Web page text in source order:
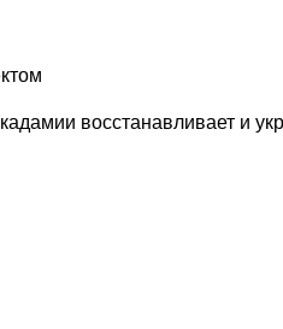
восстанавливает и